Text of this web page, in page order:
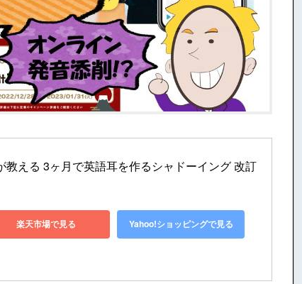
教える 3ヶ月で英語耳を作るシャドーイング 改訂
楽天市場で見る Yahoo!ショッピングで見る